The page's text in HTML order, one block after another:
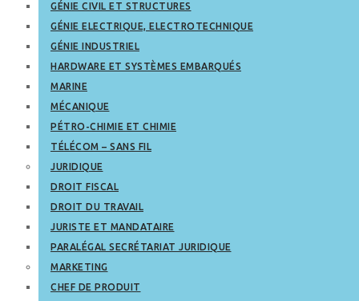
GÉNIE CIVIL ET STRUCTURES
GÉNIE ELECTRIQUE, ELECTROTECHNIQUE
GÉNIE INDUSTRIEL
HARDWARE ET SYSTÈMES EMBARQUÉS
MARINE
MÉCANIQUE
PÉTRO-CHIMIE ET CHIMIE
TÉLÉCOM – SANS FIL
JURIDIQUE
DROIT FISCAL
DROIT DU TRAVAIL
JURISTE ET MANDATAIRE
PARALÉGAL SECRÉTARIAT JURIDIQUE
MARKETING
CHEF DE PRODUIT